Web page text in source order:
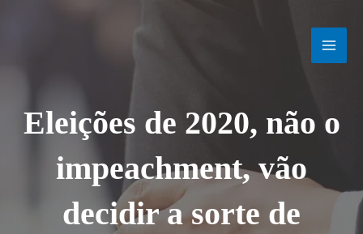
Eleições de 2020, não o
impeachment, vão
decidir a sorte de